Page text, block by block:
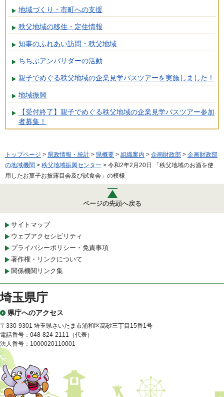
地域づくり・市町への支援
秩父地域の移住・定住情報
知事のふれあい訪問・秩父地域
ちちぶアンバサダーの活動
親子でめぐる秩父地域の企業見学バスツアーを実施しました！
地域振興
【受付終了】親子でめぐる秩父地域の企業見学バスツアー参加
者募集！
トップページ > 県政情報・統計 > 県概要 > 組織案内 > 企画財政部 > 企画財政部
の地域機関 > 秩父地域振興センター > 令和2年2月20日 「秩父地域のお酒を使
用したお菓子お披露目会及び試食会」の模様
ページの先頭へ戻る
サイトマップ
ウェブアクセシビリティ
プライバシーポリシー・免責事項
著作権・リンクについて
関係機関リンク集
埼玉県庁
県庁へのアクセス
〒330-9301 埼玉県さいたま市浦和区高砂三丁目15番1号
電話番号：048-824-2111（代表）
法人番号：1000020110001